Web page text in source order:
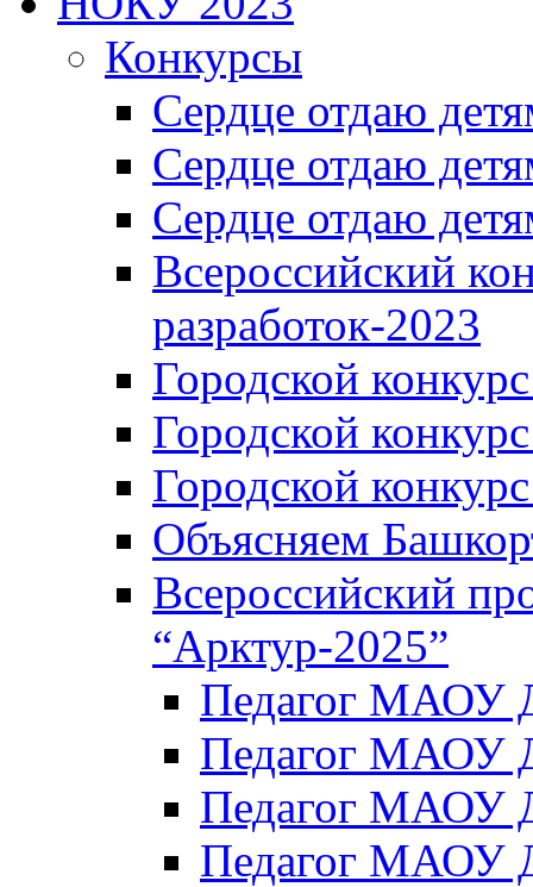
Конкурсы
Сердце отдаю
Сердце отдаю
Сердце отдаю
Всероссийский
разработок-2023
Городской
Городской
Городской
Объясняем
Всероссийский
“Арктур-2025”
Педагог МАОУ
Педагог МАОУ
Педагог МАОУ
Педагог МАОУ